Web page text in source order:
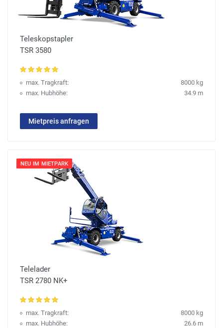
Teleskopstapler
TSR 3580
max. Tragkraft:
8000 kg
max. Hubhöhe:
34.9 m
Mietpreis anfragen
NEU IM MIETPARK
Telelader
TSR 2780 NK+
max. Tragkraft:
8000 kg
max. Hubhöhe:
26.6 m